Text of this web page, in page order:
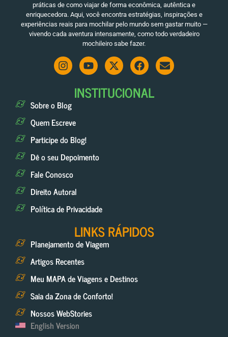
práticas de como viajar de forma econômica, autêntica e
enriquecedora. Aqui, você encontra estratégias, inspirações e
experiências reais para mochilar pelo mundo sem gastar muito —
vivendo cada aventura intensamente, como todo verdadeiro
mochileiro sabe fazer.
INSTITUCIONAL
Sobre o Blog
Quem Escreve
Participe do Blog!
Dê o seu Depoimento
Fale Conosco
Direito Autoral
Política de Privacidade
LINKS RÁPIDOS
Planejamento de Viagem
Artigos Recentes
Meu MAPA de Viagens e Destinos
Saia da Zona de Conforto!
Nossos WebStories
English Version